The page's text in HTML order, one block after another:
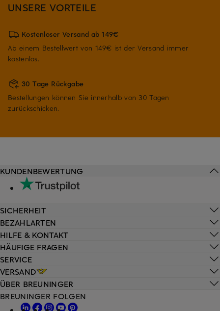
UNSERE VORTEILE
Kostenloser Versand ab 149€
Ab einem Bestellwert von 149€ ist der Versand immer
kostenlos.
30 Tage Rückgabe
Bestellungen können Sie innerhalb von 30 Tagen
zurückschicken.
HILFE & KONTAKT
HÄUFIGE FRAGEN
SERVICE
VERSAND
KUNDENBEWERTUNG
SICHERHEIT
BEZAHLARTEN
ÜBER BREUNINGER
BREUNINGER FOLGEN